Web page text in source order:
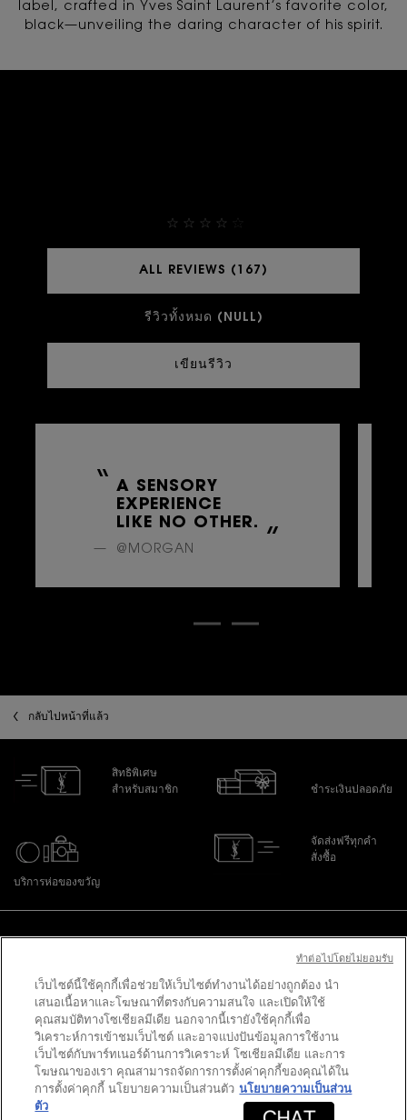
label, crafted in Yves Saint Laurent’s favorite color,
black—unveiling the daring character of his spirit.
ALL REVIEWS (167)
รีวิวทั้งหมด (NULL)
เขียนรีวิว
A SENSORY
EXPERIENCE
LIKE NO OTHER.
@MORGAN
กลับไปหน้าที่แล้ว
สิทธิพิเศษ
สำหรับสมาชิก
ชำระเงินปลอดภัย
บริการห่อของขวัญ
จัดส่งฟรีทุกคำ
สั่งซื้อ
PURCHASE OPTION
฿ - TH (TH)
© 2020 YSL Beauty
เว็บไซต์นี้ใช้คุกกี้เพื่อช่วยให้เว็บไซต์ทำงานได้อย่างถูกต้อง นำ
เสนอเนื้อหาและโฆษณาที่ตรงกับความสนใจ และเปิดให้ใช้
คุณสมบัติทางโซเชียลมีเดีย นอกจากนี้เรายังใช้คุกกี้เพื่อ
วิเคราะห์การเข้าชมเว็บไซต์ และอาจแบ่งปันข้อมูลการใช้งาน
เว็บไซต์กับพาร์ทเนอร์ด้านการวิเคราะห์ โซเชียลมีเดีย และการ
โฆษณาของเรา คุณสามารถจัดการการตั้งค่าคุกกี้ของคุณได้ใน
การตั้งค่าคุกกี้ นโยบายความเป็นส่วนตัว นโยบายความเป็นส่วน
ตัว
ทําต่อไปโดยไม่ยอมรับ